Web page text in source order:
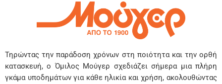
Τηρώντας την παράδοση χρόνων στη ποιότητα και την ορθή
κατασκευή, ο Όμιλος Μούγερ σχεδιάζει σήμερα μια πλήρη
γκάμα υποδημάτων για κάθε ηλικία και χρήση, ακολουθώντας